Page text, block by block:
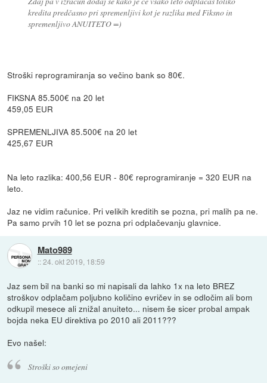
kredita predčasno pri spremenljivi kot je razlika med Fiksno in
spremenljivo ANUITETO =)
Stroški reprogramiranja so večino bank so 80€.
FIKSNA 85.500€ na 20 let
459,05 EUR
SPREMENLJIVA 85.500€ na 20 let
425,67 EUR
Na leto razlika: 400,56 EUR - 80€ reprogramiranje = 320 EUR na
leto.
Jaz ne vidim računice. Pri velikih kreditih se pozna, pri malih pa ne.
Pa samo prvih 10 let se pozna pri odplačevanju glavnice.
Mato989
::24. okt 2019, 18:59
Jaz sem bil na banki so mi napisali da lahko 1x na leto BREZ
stroškov odplačam poljubno količino evričev in se odločim ali bom
odkupil mesece ali znižal anuiteto... nisem še sicer probal ampak
bojda neka EU direktiva po 2010 ali 2011???
Evo našel:
Stroški so omejeni